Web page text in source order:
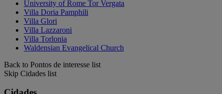
University of Rome Tor Vergata
Villa Doria Pamphili
Villa Glori
Villa Lazzaroni
Villa Torlonia
Waldensian Evangelical Church
Back to Pontos de interesse list
Skip Cidades list